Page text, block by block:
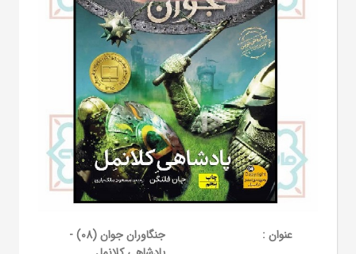
عنوان :
جنگاوران جوان (08) -